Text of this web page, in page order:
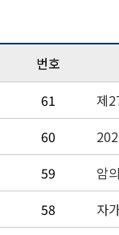
번호
61
제
60
59
암
58
자